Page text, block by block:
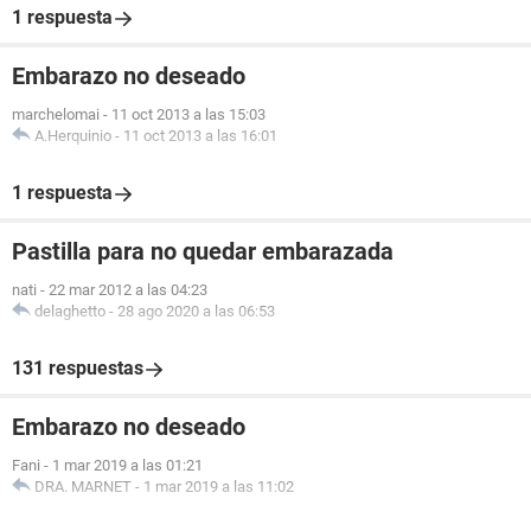
1 respuesta
Embarazo no deseado
marchelomai - 11 oct 2013 a las 15:03
A.Herquinio - 11 oct 2013 a las 16:01
1 respuesta
Pastilla para no quedar embarazada
nati - 22 mar 2012 a las 04:23
delaghetto - 28 ago 2020 a las 06:53
131 respuestas
Embarazo no deseado
Fani - 1 mar 2019 a las 01:21
DRA. MARNET - 1 mar 2019 a las 11:02